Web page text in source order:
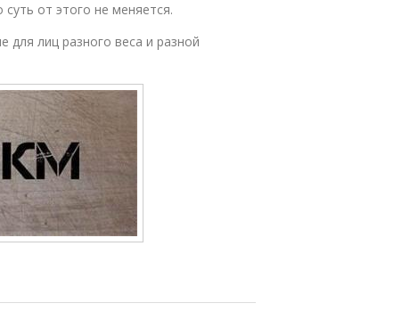
от этого не меняется.
для лиц разного веса и разной